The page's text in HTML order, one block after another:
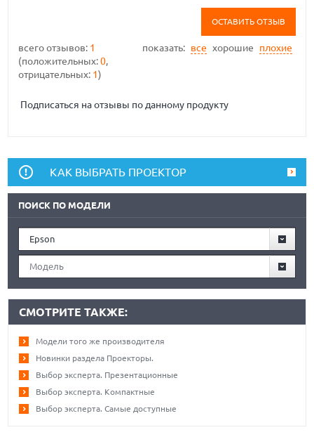
ОСТАВИТЬ ОТЗЫВ
показать: все хорошие плохие
всего отзывов: 1
(положительных:0,
отрицательных: 1)
Подписаться на отзывы по данному продукту
КАК ВЫБРАТЬ ПРОЕКТОР
ПОИСК ПО МОДЕЛИ
Epson
Модель
СМОТРИТЕ ТАКЖЕ:
Модели того же производителя
Новинки раздела Проекторы.
Выбор эксперта. Презентационные
Выбор эксперта. Компактные
Выбор эксперта. Самые доступные